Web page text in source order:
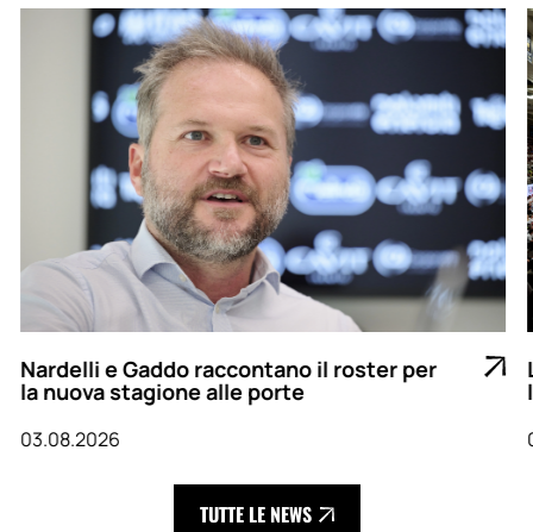
Nardelli e Gaddo raccontano il roster per
la nuova stagione alle porte
03.08.2026
TUTTE LE NEWS